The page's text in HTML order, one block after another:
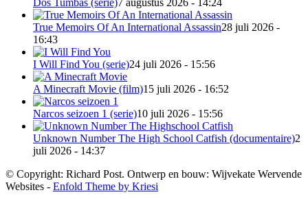
Dos Tumbas (serie)7 augustus 2026 - 14:24
True Memoirs Of An International Assassin28 juli 2026 -
16:43
I Will Find You (serie)24 juli 2026 - 15:56
A Minecraft Movie (film)15 juli 2026 - 16:52
Narcos seizoen 1 (serie)10 juli 2026 - 15:56
Unknown Number The High School Catfish (documentaire)2
juli 2026 - 14:37
© Copyright: Richard Post. Ontwerp en bouw: Wijvekate Wervende
Websites - Enfold Theme by Kriesi